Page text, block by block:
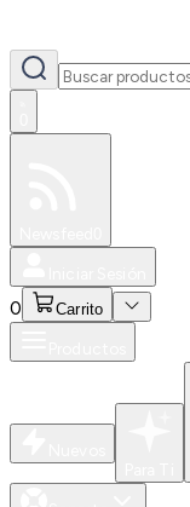
0 Carrito